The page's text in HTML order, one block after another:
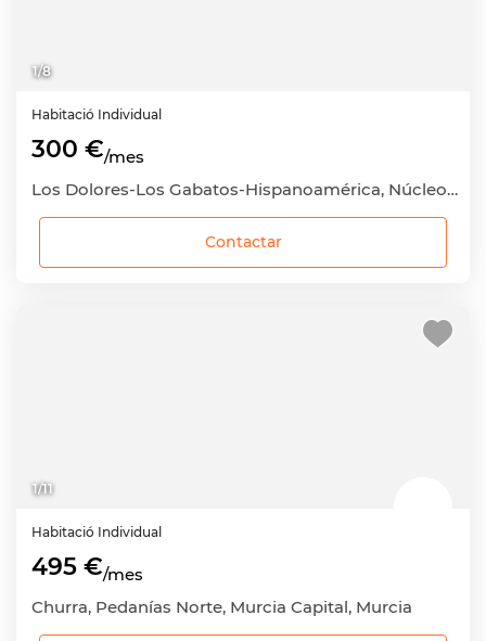
1/8
Habitació Individual
300 €/mes
Los Dolores-Los Gabatos-Hispanoamérica, Núcleo Urbano, Cartagena, Murcia
Contactar
1/11
Habitació Individual
495 €/mes
Churra, Pedanías Norte, Murcia Capital, Murcia